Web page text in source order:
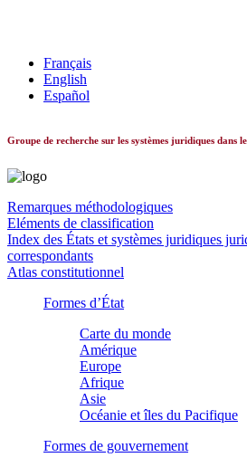
Français
English
Español
Groupe de recherche sur les systèmes juridiques dans
Remarques méthodologiques
Eléments de classification
Index des États et systèmes juridiques
correspondants
Atlas constitutionnel
Formes d’État
Carte du monde
Amérique
Europe
Afrique
Asie
Océanie et îles du Pacifique
Formes de gouvernement